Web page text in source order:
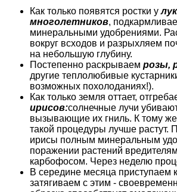
Как только появятся ростки у
многолетников,
минеральными удобрениями.
вокруг всходов и разрыхляем
на небольшую глубину.
Постепенно раскрываем розы,
другие теплолюбивые
возможных похолоданиях!).
Как только земля оттает,
ирисов:солнечные лучи
вызывающие их гниль. К тому
такой процедуры лучше растут.
ирисы полным минеральным
поражении растений
карбофосом. Через неделю
В середине месяца приступаем к
затягиваем с этим -